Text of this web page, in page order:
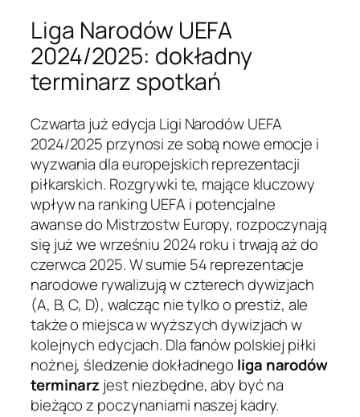
Liga Narodów UEFA
2024/2025: dokładny
terminarz spotkań
Czwarta już edycja Ligi Narodów UEFA
2024/2025 przynosi ze sobą nowe emocje i
wyzwania dla europejskich reprezentacji
piłkarskich. Rozgrywki te, mające kluczowy
wpływ na ranking UEFA i potencjalne
awanse do Mistrzostw Europy, rozpoczynają
się już we wrześniu 2024 roku i trwają aż do
czerwca 2025. W sumie 54 reprezentacje
narodowe rywalizują w czterech dywizjach
(A, B, C, D), walcząc nie tylko o prestiż, ale
także o miejsca w wyższych dywizjach w
kolejnych edycjach. Dla fanów polskiej piłki
nożnej, śledzenie dokładnego liga narodów
terminarz jest niezbędne, aby być na
bieżąco z poczynaniami naszej kadry.